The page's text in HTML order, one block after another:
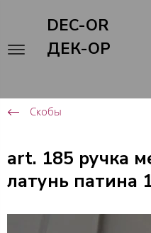
DEC-OR
ДЕК-ОР
Скобы
art. 185 ручка
латунь патина